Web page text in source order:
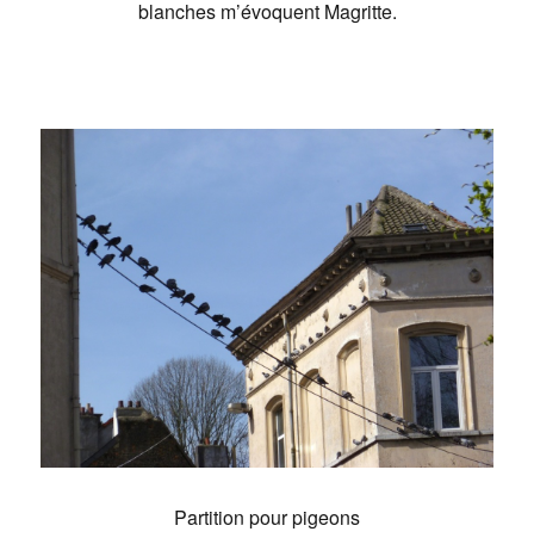
blanches m’évoquent Magritte.
Partition pour pigeons